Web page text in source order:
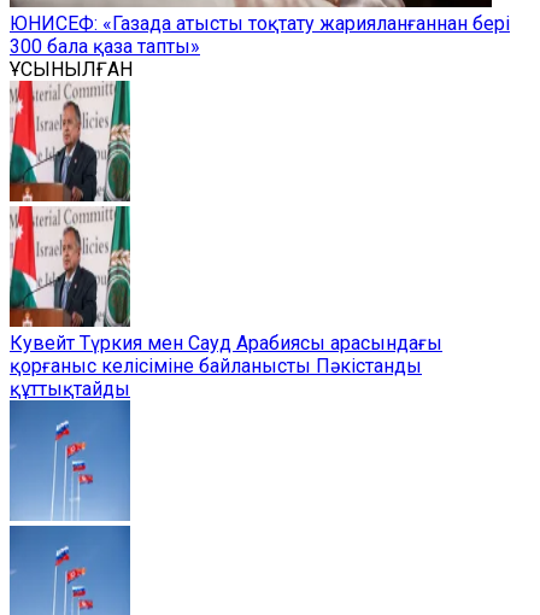
ЮНИСЕФ: «Газада атысты тоқтату жарияланғаннан бері
300 бала қаза тапты»
ҰСЫНЫЛҒАН
Кувейт Түркия мен Сауд Арабиясы арасындағы
қорғаныс келісіміне байланысты Пәкістанды
құттықтайды